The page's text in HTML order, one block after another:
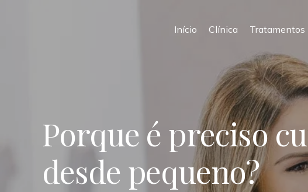
Início Clínica Tratamentos
Porque é preciso
desde pequeno?